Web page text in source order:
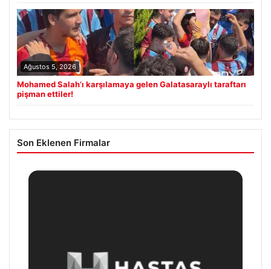
Ağustos 5, 2026
Mohamed Salah’ı karşılamaya gelen Galatasaraylı taraftarı
pişman ettiler!
Son Eklenen Firmalar